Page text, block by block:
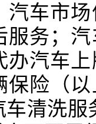
汽车市
服务；
办汽车
保险（
清洗